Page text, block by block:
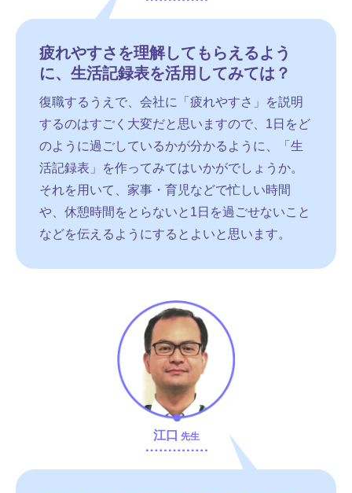
疲れやすさを理解してもらえるよう
に、 生活記録表を活用してみては？
復職するうえで、会社に「疲れやすさ」を説明
するのはすごく大変だと思いますので、1日をど
のように過ごしているかが分かるように、「生
活記録表」を作ってみてはいかがでしょうか。
それを用いて、家事・育児などで忙しい時間
や、休憩時間をとらないと1日を過ごせないこと
などを伝えるようにするとよいと思います。
江口 先生